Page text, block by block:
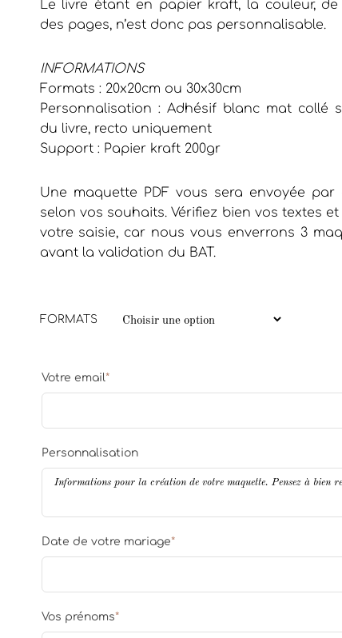
Le livre étant en papier kraft, la couleur,
des pages, n’est donc pas personnalisable.
INFORMATIONS
Formats : 20x20cm ou 30x30cm
Personnalisation : Adhésif blanc mat collé
du livre, recto uniquement
Support : Papier kraft 200gr
Une maquette PDF vous sera envoyée par
selon vos souhaits. Vérifiez bien vos textes
votre saisie, car nous vous enverrons 3
avant la validation du BAT.
FORMATS
Votre email*
Personnalisation
Date de votre mariage*
Vos prénoms*